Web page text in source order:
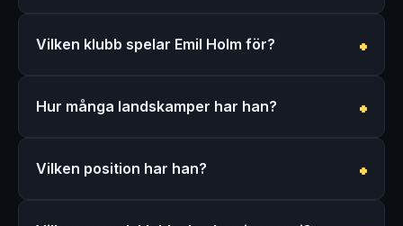
Vilken klubb spelar Emil Holm för?
Hur många landskamper har han?
Vilken position har han?